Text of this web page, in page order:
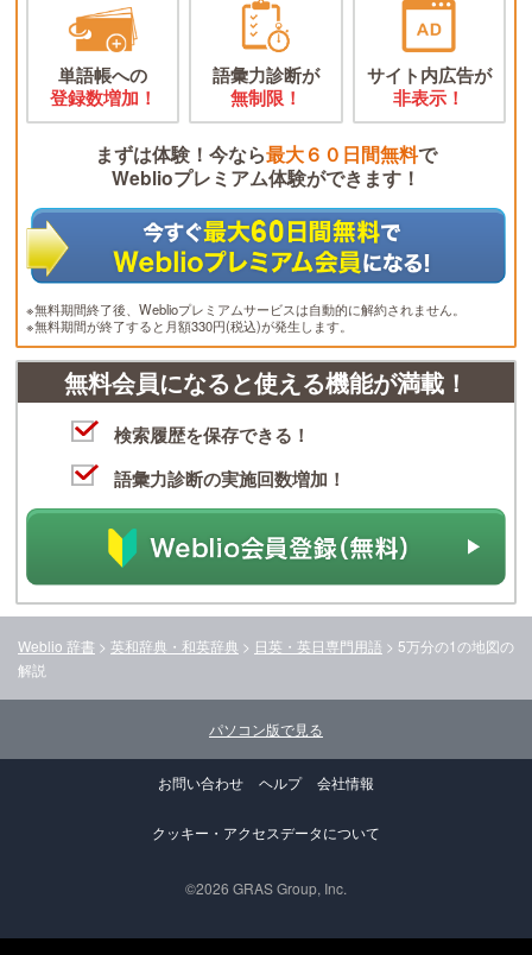
単語帳への
登録数増加！
語彙力診断が
無制限！
サイト内広告が
非表示！
まずは体験！今なら最大６０日間無料で
Weblioプレミアム体験ができます！
※無料期間終了後、Weblioプレミアムサービスは自動的に解約されません。
※無料期間が終了すると月額330円(税込)が発生します。
無料会員になると使える機能が満載！
検索履歴を保存できる！
語彙力診断の実施回数増加！
Weblio 辞書 > 英和辞典・和英辞典 > 日英・英日専門用語 > 5万分の1の地図の
解説
パソコン版で見る
お問い合わせ ヘルプ 会社情報
クッキー・アクセスデータについて
©2026 GRAS Group, Inc.